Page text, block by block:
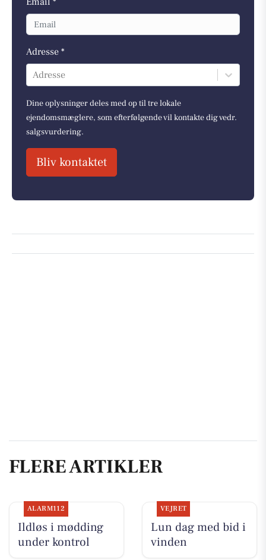
Adresse *
Adresse
Dine oplysninger deles med op til tre lokale
ejendomsmæglere, som efterfølgende vil kontakte dig vedr.
salgsvurdering.
Bliv kontaktet
FLERE ARTIKLER
ALARM112
Ildløs i mødding
under kontrol
VEJRET
Lun dag med bid i
vinden